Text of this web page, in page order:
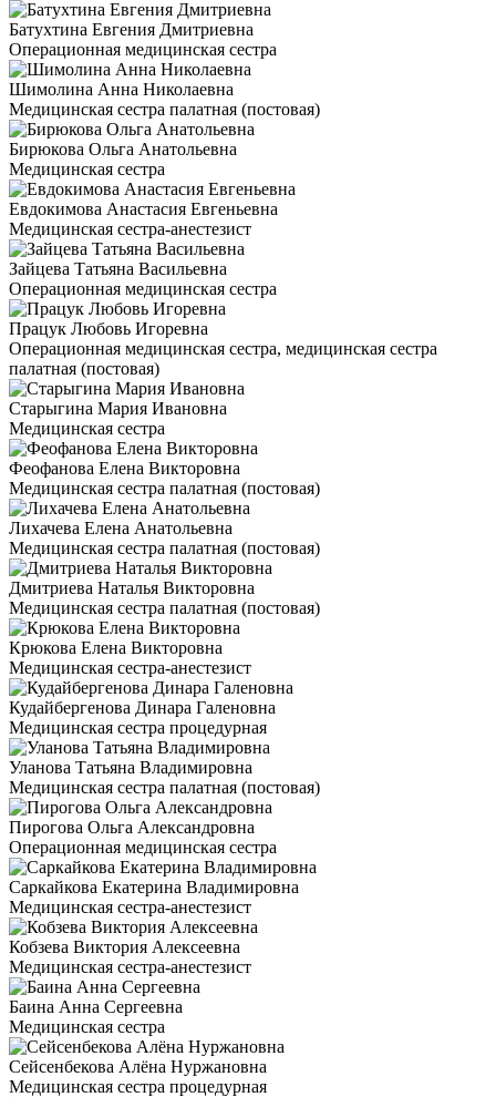
Батухтина Евгения Дмитриевна
Операционная медицинская сестра
Шимолина Анна Николаевна
Медицинская сестра палатная (постовая)
Бирюкова Ольга Анатольевна
Медицинская сестра
Евдокимова Анастасия Евгеньевна
Медицинская сестра-анестезист
Зайцева Татьяна Васильевна
Операционная медицинская сестра
Працук Любовь Игоревна
Операционная медицинская сестра, медицинская сестра
палатная (постовая)
Старыгина Мария Ивановна
Медицинская сестра
Феофанова Елена Викторовна
Медицинская сестра палатная (постовая)
Лихачева Елена Анатольевна
Медицинская сестра палатная (постовая)
Дмитриева Наталья Викторовна
Медицинская сестра палатная (постовая)
Крюкова Елена Викторовна
Медицинская сестра-анестезист
Кудайбергенова Динара Галеновна
Медицинская сестра процедурная
Уланова Татьяна Владимировна
Медицинская сестра палатная (постовая)
Пирогова Ольга Александровна
Операционная медицинская сестра
Саркайкова Екатерина Владимировна
Медицинская сестра-анестезист
Кобзева Виктория Алексеевна
Медицинская сестра-анестезист
Баина Анна Сергеевна
Медицинская сестра
Сейсенбекова Алёна Нуржановна
Медицинская сестра процедурная